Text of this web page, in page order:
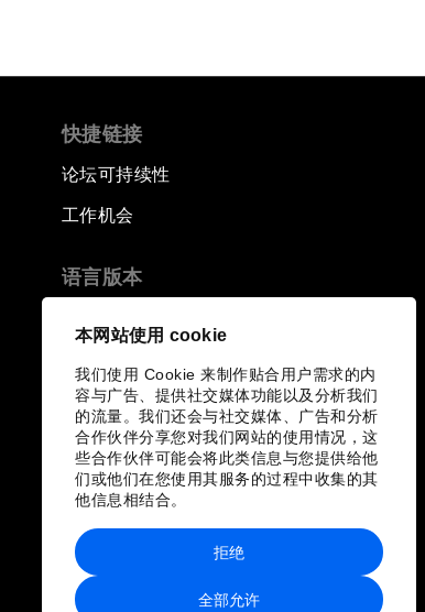
本网站使用 cookie
我们使用 Cookie 来制作贴合用户需求的内
容与广告、提供社交媒体功能以及分析我们
的流量。我们还会与社交媒体、广告和分析
合作伙伴分享您对我们网站的使用情况，这
些合作伙伴可能会将此类信息与您提供给他
们或他们在您使用其服务的过程中收集的其
他信息相结合。
全部允许
拒绝
快捷链接
论坛可持续性
工作机会
语言版本